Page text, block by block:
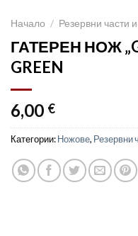
Начало / Резервни части
ГАТЕРЕН НОЖ
GREEN
6,00 €
Категории:Ножове, Резервни